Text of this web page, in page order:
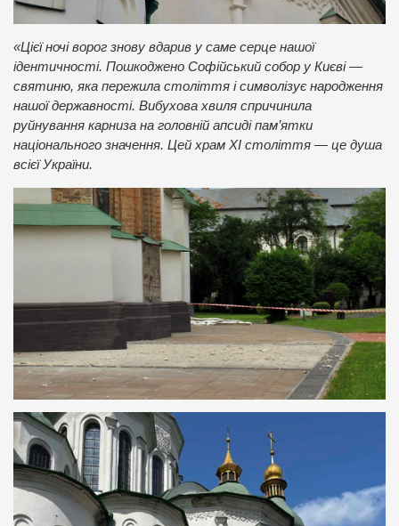
«Цієї ночі ворог знову вдарив у саме серце нашої
ідентичності. Пошкоджено Софійський собор у Києві —
святиню, яка пережила століття і символізує народження
нашої державності. Вибухова хвиля спричинила
руйнування карниза на головній апсиді пам’ятки
національного значення. Цей храм XI століття — це душа
всієї України.